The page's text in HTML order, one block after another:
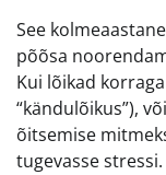
See
põõsa
Kui lõikad
“kändulõikus”),
õitsemise
tugevasse stressi.